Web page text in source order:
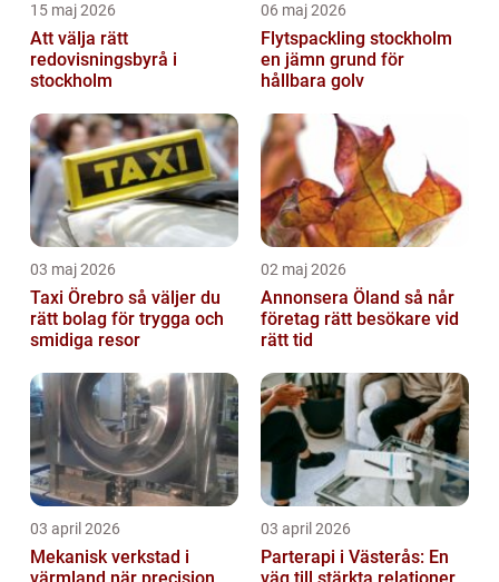
15 maj 2026
Att välja rätt
redovisningsbyrå i
stockholm
06 maj 2026
Flytspackling stockholm
en jämn grund för
hållbara golv
03 maj 2026
Taxi Örebro så väljer du
rätt bolag för trygga och
smidiga resor
02 maj 2026
Annonsera Öland så når
företag rätt besökare vid
rätt tid
03 april 2026
Mekanisk verkstad i
03 april 2026
Parterapi i Västerås: En